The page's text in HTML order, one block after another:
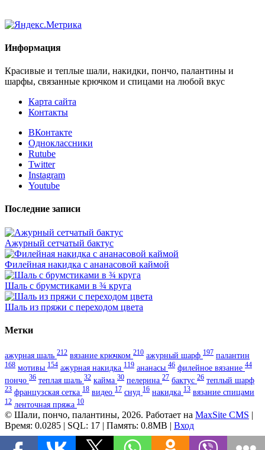
Информация
Красивые и теплые шали, накидки, пончо, палантины и
шарфы, связанные крючком и спицами на любой вкус
Карта сайта
Контакты
ВКонтакте
Одноклассники
Rutube
Twitter
Instagram
Youtube
Последние записи
Ажурный сетчатый бактус
Филейная накидка с ананасовой каймой
Шаль с брумстиками в ¾ круга
Шаль из пряжи с переходом цвета
Метки
ажурная шаль 212 вязание крючком 210 ажурный шарф 197 палантин
168 мотивы 154 ажурная накидка 119 ананасы 46 филейное вязание 44
пончо 36 теплая шаль 32 кайма 30 пелерина 27 бактус 26 теплый шарф
23 французская сетка 18 видео 17 снуд 16 накидка 13 вязание спицами
12 ленточная пряжа 10
© Шали, пончо, палантины, 2026. Работает на MaxSite CMS |
Время: 0.0285 | SQL: 17 | Память: 0.8MB | Вход